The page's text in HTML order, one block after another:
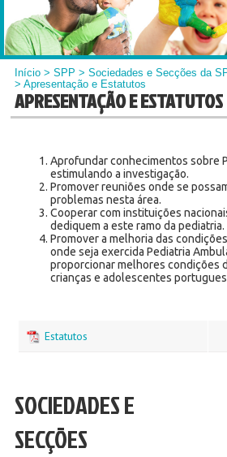
Início >SPP >Sociedades e Secções da
> Apresentação e Estatutos
APRESENTAÇÃO E ESTATUTOS
Aprofundar conhecimentos sobre
estimulando a investigação.
Promover reuniões onde se
problemas nesta área.
Cooperar com instituições
dediquem a este ramo da pediatria.
Promover a melhoria das
onde seja exercida Pediatria
proporcionar melhores condições
crianças e adolescentes
Estatutos
SOCIEDADES E
SECÇÕES